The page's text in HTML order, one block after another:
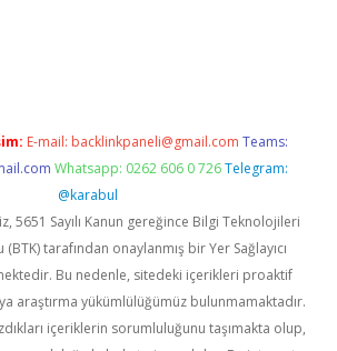
E-mail: backlinkpaneli@gmail.com Teams:
Whatsapp: 0262 606 0 726 Telegram:
@karabul
5651 Sayılı Kanun gereğince Bilgi Teknolojileri
tarafından onaylanmış bir Yer Sağlayıcı
Bu nedenle, sitedeki içerikleri proaktif
araştırma yükümlülüğümüz bulunmamaktadır.
içeriklerin sorumluluğunu taşımakta olup,